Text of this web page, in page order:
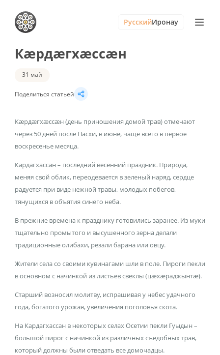
РусскийИронау
Кæрдæгхæссæн
31 май
Поделиться статьей
Кæрдæгхæссæн (день приношения домой трав) отмечают
через 50 дней после Пасхи, в июне, чаще всего в первое
воскресенье месяца.
Кардагхассан – последний весенний праздник. Природа,
меняя свой облик, переодевается в зеленый наряд, сердце
радуется при виде нежной травы, молодых побегов,
тянущихся в объятия синего неба.
В прежние времена к празднику готовились заранее. Из муки
тщательно промытого и высушенного зерна делали
традиционные олибахи, резали барана или овцу.
Жители села со своими кувинагами шли в поле. Пироги пекли
в основном с начинкой из листьев свеклы (цæхæраджынтæ).
Старший возносил молитву, испрашивая у небес удачного
года, богатого урожая, увеличения поголовья скота.
На Кардагхассан в некоторых селах Осетии пекли Гуыдын –
большой пирог с начинкой из различных съедобных трав,
который должны были отведать все домочадцы.